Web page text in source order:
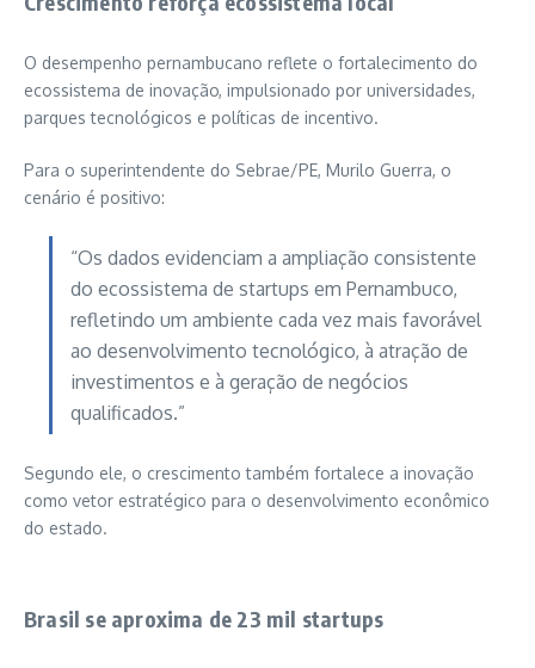
O desempenho pernambucano reflete o fortalecimento do
ecossistema de inovação, impulsionado por universidades,
parques tecnológicos e políticas de incentivo.
Para o superintendente do Sebrae/PE, Murilo Guerra, o
cenário é positivo:
“Os dados evidenciam a ampliação consistente
do ecossistema de startups em Pernambuco,
refletindo um ambiente cada vez mais favorável
ao desenvolvimento tecnológico, à atração de
investimentos e à geração de negócios
qualificados.”
Segundo ele, o crescimento também fortalece a inovação
como vetor estratégico para o desenvolvimento econômico
do estado.
Brasil se aproxima de 23 mil startups